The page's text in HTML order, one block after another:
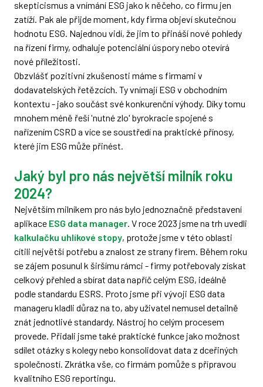
skepticismus a vnímání ESG jako k něčeho, co firmu jen
zatíží. Pak ale přijde moment, kdy firma objeví skutečnou
hodnotu ESG. Najednou vidí, že jim to přináší nové pohledy
na řízení firmy, odhaluje potenciální úspory nebo otevírá
nové příležitosti.
Obzvlášť pozitivní zkušenosti máme s firmami v
dodavatelských řetězcích. Ty vnímají ESG v obchodním
kontextu - jako součást své konkurenční výhody. Díky tomu
mnohem méně řeší 'nutné zlo' byrokracie spojené s
nařízením CSRD a více se soustředí na praktické přínosy,
které jim ESG může přinést.
Jaký byl pro nás největší milník roku
2024?
Největším milníkem pro nás bylo jednoznačně představení
aplikace ESG data manager. V roce 2023 jsme na trh uvedli
kalkulačku uhlíkové stopy, protože jsme v této oblasti
cítili největší potřebu a znalost ze strany firem. Během roku
se zájem posunul k širšímu rámci - firmy potřebovaly získat
celkový přehled a sbírat data napříč celým ESG, ideálně
podle standardu ESRS. Proto jsme při vývoji ESG data
manageru kladli důraz na to, aby uživatel nemusel detailně
znát jednotlivé standardy. Nástroj ho celým procesem
provede. Přidali jsme také praktické funkce jako možnost
sdílet otázky s kolegy nebo konsolidovat data z dceřiných
společností. Zkrátka vše, co firmám pomůže s přípravou
kvalitního ESG reportingu.